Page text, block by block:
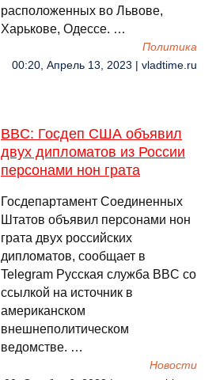
расположенных во Львове,
Харькове, Одессе. …
Политика
00:20, Апрель 13, 2023 | vladtime.ru
BBC: Госдеп США объявил
двух дипломатов из России
персонами нон грата
Госдепартамент Соединенных
Штатов объявил персонами нон
грата двух российских
дипломатов, сообщает в
Telegram Русская служба BBC со
ссылкой на источник в
американском
внешнеполитическом
ведомстве. …
Новости